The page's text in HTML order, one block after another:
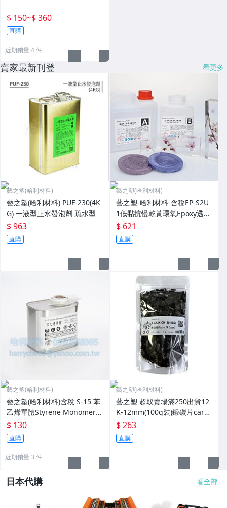
$ 150~$ 360
直購
近期銷量 4 件
賣家最新刊登 看更多
藝之塑(哈利材料)
藝之塑(哈利材料) PUF-230(4K
G) 一液型止水發泡劑 疏水型
$ 963
直購
藝之塑(哈利材料)
藝之塑-哈利材料-含稅EP-S2U
1低黏抗慢乾黃環氧Epoxy透明
2:1(1.5kg組合)水晶膠-標本膠S
GS無双酚A
$ 621
直購
藝之塑(哈利材料)
藝之塑(哈利材料)含稅 S-15 苯
乙烯單體Styrene Monomere
(500ML) 不飽合聚酯稀釋劑
$ 130
直購
近期銷量 3 件
藝之塑(哈利材料)
藝之塑 超取賣場滿250出貨12
K-12mm(100g裝)鍛碳片carb
on chopped空力套件碳纖強
化包覆工藝
$ 263
直購
日本代購 看全部